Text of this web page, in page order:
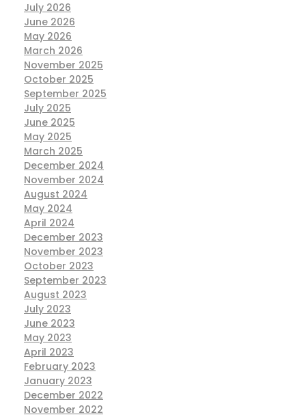
July 2026
June 2026
May 2026
March 2026
November 2025
October 2025
September 2025
July 2025
June 2025
May 2025
March 2025
December 2024
November 2024
August 2024
May 2024
April 2024
December 2023
November 2023
October 2023
September 2023
August 2023
July 2023
June 2023
May 2023
April 2023
February 2023
January 2023
December 2022
November 2022